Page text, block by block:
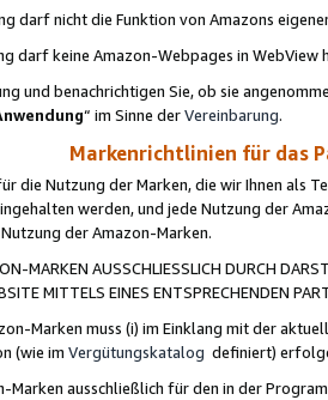
darf nicht die Funktion von Amazons
darf keine Amazon-Webpages in WebView
und benachrichtigen Sie, ob sie
“ im Sinne derVereinbarung.
Markenrichtlinien für das
die Nutzung der Marken, die wir Ihnen als
werden, und jede Nutzung der
der Amazon-Marken.
MARKEN AUSSCHLIESSLICH DURCH
MITTELS EINES ENTSPRECHENDEN
Marken muss (i) im Einklang mit der
(wie im Vergütungskatalog definiert)
Marken ausschließlich für den in der